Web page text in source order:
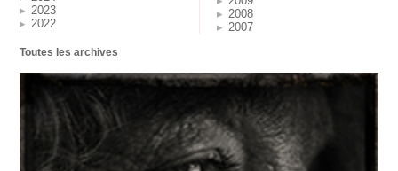
2023
2022
2008
2007
Toutes les archives